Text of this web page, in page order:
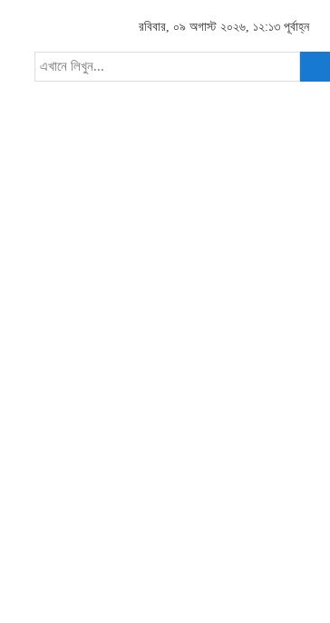
রবিবার, ০৯ অগাস্ট ২০২৬, ১২:১৩ পূর্বাহ্ন